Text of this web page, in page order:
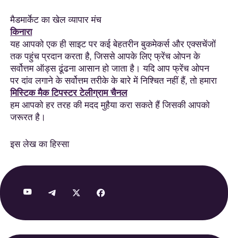
मैडमार्केट का खेल व्यापार मंच
किनारा
यह आपको एक ही साइट पर कई बेहतरीन बुकमेकर्स और एक्सचेंजों
तक पहुंच प्रदान करता है, जिससे आपके लिए फ्रेंच ओपन के
सर्वोत्तम ऑड्स ढूंढना आसान हो जाता है। यदि आप फ्रेंच ओपन
पर दांव लगाने के सर्वोत्तम तरीके के बारे में निश्चित नहीं हैं, तो हमारा
मिस्टिक मैक टिपस्टर टेलीग्राम चैनल
हम आपको हर तरह की मदद मुहैया करा सकते हैं जिसकी आपको
जरूरत है।
इस लेख का हिस्सा